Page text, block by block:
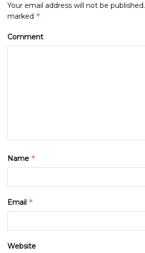
Your email address will not be published.
marked *
Comment
Name *
Email *
Website